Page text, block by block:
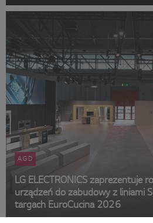
AGD
LG ELECTRONICS zaprezentuje
urządzeń do zabudowy z liniami
targach EuroCucina 2026